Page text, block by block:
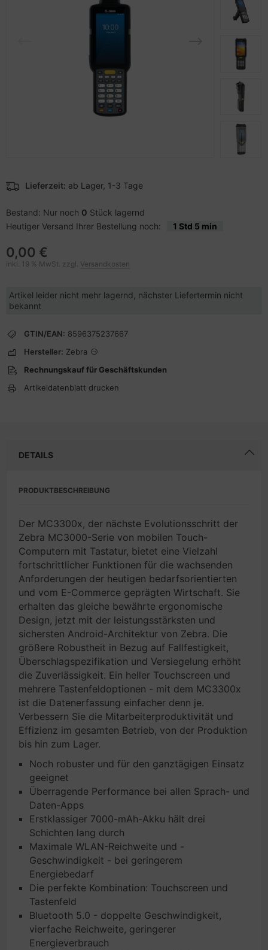
Lieferzeit: ab Lager, 1-3 Tage
Bestand: Nur noch 0 Stück lagernd
Heutiger Versand Ihrer Bestellung noch:
1 Std 5 min
0,00 €
inkl. 19 % MwSt. zzgl. Versandkosten
Artikel leider nicht mehr lagernd, nächster Liefertermin nicht
bekannt
GTIN/EAN: 8596375237667
Hersteller: Zebra
Rechnungskauf für Geschäftskunden
Artikeldatenblatt drucken
DETAILS
PRODUKTBESCHREIBUNG
Der MC3300x, der nächste Evolutionsschritt der
Zebra MC3000-Serie von mobilen Touch-
Computern mit Tastatur, bietet eine Vielzahl
fortschrittlicher Funktionen für die wachsenden
Anforderungen der heutigen bedarfsorientierten
und vom E-Commerce geprägten Wirtschaft. Sie
erhalten das gleiche bewährte ergonomische
Design, jetzt mit der leistungsstärksten und
sichersten Android-Architektur von Zebra. Die
größere Robustheit in Bezug auf Fallfestigkeit,
Überschlagspezifikation und Versiegelung erhöht
die Zuverlässigkeit. Ein heller Touchscreen und
mehrere Tastenfeldoptionen - mit dem MC3300x
ist die Datenerfassung einfacher denn je.
Verbessern Sie die Mitarbeiterproduktivität und
Effizienz im gesamten Betrieb, von der Produktion
bis hin zum Lager.
Noch robuster und für den ganztägigen Einsatz
geeignet
Überragende Performance bei allen Sprach- und
Daten-Apps
Erstklassiger 7000-mAh-Akku hält drei
Schichten lang durch
Maximale WLAN-Reichweite und -
Geschwindigkeit - bei geringerem
Energiebedarf
Die perfekte Kombination: Touchscreen und
Tastenfeld
Bluetooth 5.0 - doppelte Geschwindigkeit,
vierfache Reichweite, geringerer
Energieverbrauch
& Festplatten
Mainboards
Netzwerkgeräte
Folien, Etiketten
& Tragebehältnisse
CD-/DVD-Rohlinge